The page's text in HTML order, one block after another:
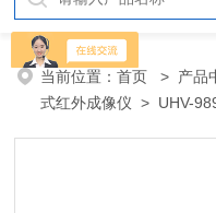
当前位置：首页 > 产品
式红外成像仪 > UHV-